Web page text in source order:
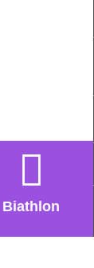
Biathlon